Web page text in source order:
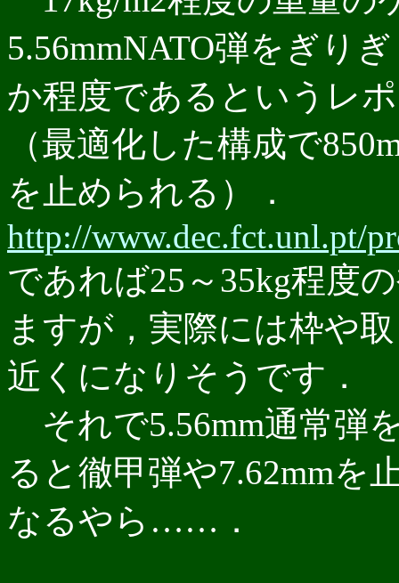
5.56mmNATO弾をぎり
か程度であるというレ
（最適化した構成で
を止められる）．
http://www.dec.fct.unl.pt/
であれば25～35kg程度
ますが，実際には枠や
近くになりそうです．
それで5.56mm通常弾
ると徹甲弾や7.62mmを
なるやら……．